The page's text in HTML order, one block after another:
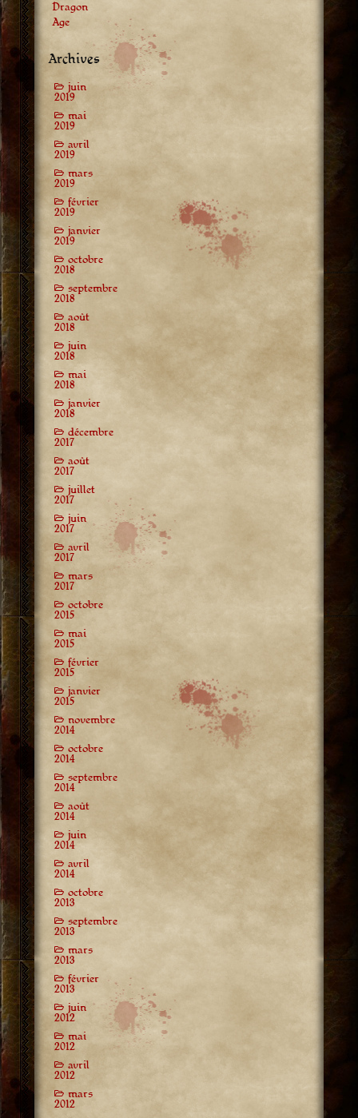
Dragon
Age
Archives
juin
2019
mai
2019
avril
2019
mars
2019
février
2019
janvier
2019
octobre
2018
septembre
2018
août
2018
juin
2018
mai
2018
janvier
2018
décembre
2017
août
2017
juillet
2017
juin
2017
avril
2017
mars
2017
octobre
2015
mai
2015
février
2015
janvier
2015
novembre
2014
octobre
2014
septembre
2014
août
2014
juin
2014
avril
2014
octobre
2013
septembre
2013
mars
2013
février
2013
juin
2012
mai
2012
avril
2012
mars
2012